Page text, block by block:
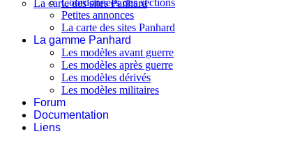
La carte des sites Panhard
Coordonnées des sections
Petites annonces
La carte des sites Panhard
La gamme Panhard
Les modèles avant guerre
Les modèles après guerre
Les modèles dérivés
Les modèles militaires
Forum
Documentation
Liens